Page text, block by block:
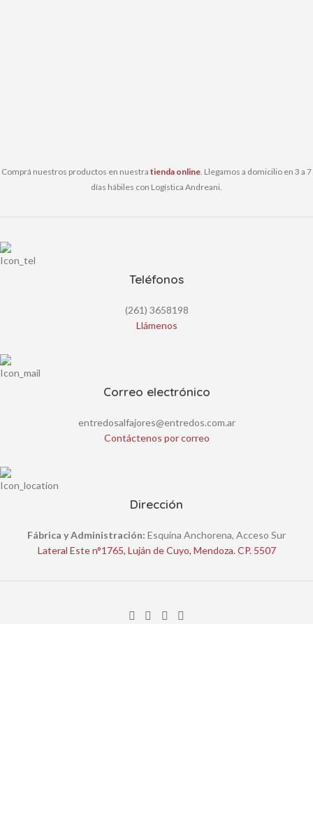
Comprá nuestros productos en nuestra tienda online. Llegamos a domicilio en 3 a 7
días hábiles con Logística Andreani.
Teléfonos
(261) 3658198
Llámenos
Correo electrónico
entredosalfajores@entredos.com.ar
Contáctenos por correo
Dirección
Fábrica y Administración: Esquina Anchorena, Acceso Sur
Lateral Este n°1765, Luján de Cuyo, Mendoza. CP. 5507